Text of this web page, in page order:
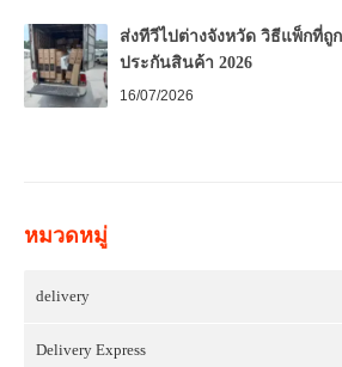
ส่งทีวีไปต่างจังหวัด วิธีแพ็กที่ถู
ประกันสินค้า 2026
16/07/2026
หมวดหมู่
delivery
Delivery Express